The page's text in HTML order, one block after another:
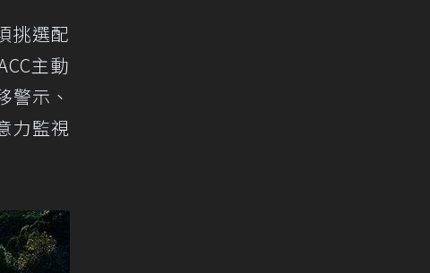
挑選配
主動
警示、
力監視